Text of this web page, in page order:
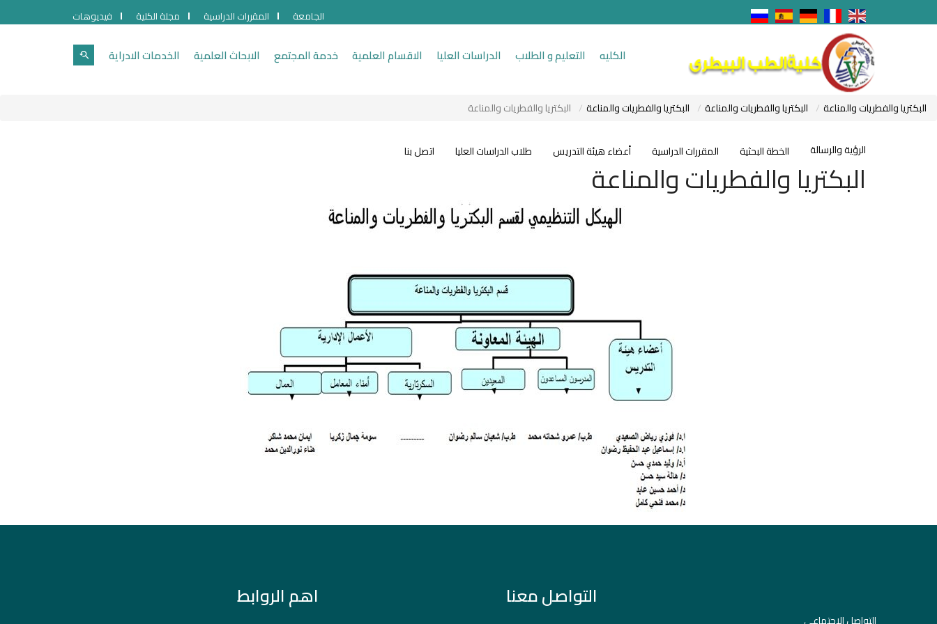
الجامعة المقررات الدراسية مجلة الكلية فيديوهات
الكليه التعليم و الطلاب الدراسات العليا الاقسام العلمية خدمة المجتمع الابحاث العلمية الخدمات الادراية
البكتريا والفطريات والمناعة البكتريا والفطريات والمناعة البكتريا والفطريات والمناعة البكتريا والفطريات والمناعة
الرؤية والرسالة الخطة البحثية المقررات الدراسية أعضاء هيئة التدريس طلاب الدراسات العليا اتصل بنا
البكتريا والفطريات والمناعة
التواصل معنا اهم الروابط